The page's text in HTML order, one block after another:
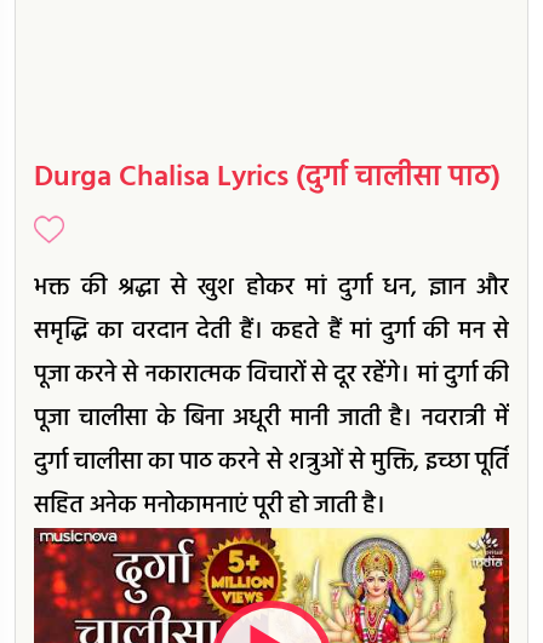
Durga Chalisa Lyrics (दुर्गा चालीसा पाठ)
भक्त की श्रद्धा से खुश होकर मां दुर्गा धन, ज्ञान और
समृद्धि का वरदान देती हैं। कहते हैं मां दुर्गा की मन से
पूजा करने से नकारात्मक विचारों से दूर रहेंगे। मां दुर्गा की
पूजा चालीसा के बिना अधूरी मानी जाती है। नवरात्री में
दुर्गा चालीसा का पाठ करने से शत्रुओं से मुक्ति, इच्छा पूर्ति
सहित अनेक मनोकामनाएं पूरी हो जाती है।